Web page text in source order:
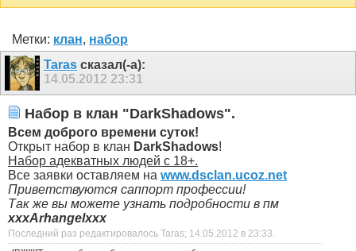
Метки: клан, набор
Taras сказал(-а):
14.05.2012 23:31
Набор в клан "DarkShadows".
Всем доброго времени суток!
Открыт набор в клан DarkShadows!
Набор адекватных людей с 18+.
Все заявки оставляем на www.dsclan.ucoz.net
Приветствуются саппорт профессии!
Так же вы можете узнать подробности в пм
xxxArhangelxxx
Последний раз редактировалось Taras; 14.05.2012 в 23:33.